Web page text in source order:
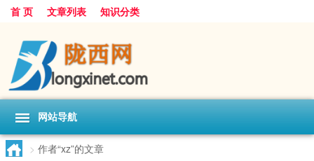
首 页 文章列表 知识分类
网站导航
> 作者“xz”的文章